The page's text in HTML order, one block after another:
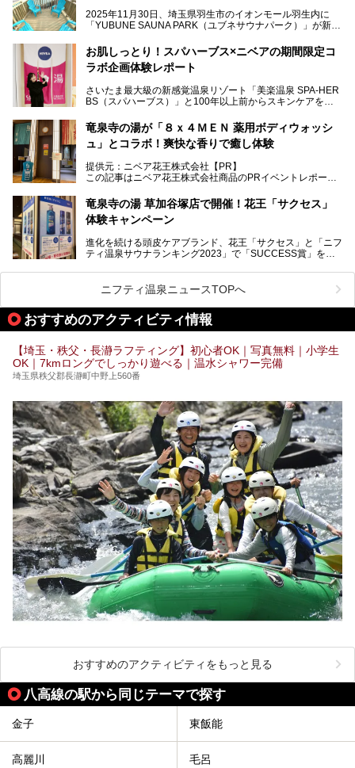
てきました！
2025年11月30日、埼玉県羽生市のイオンモール羽生内に
「YUBUNE SAUNA PARK（ユブネサウナパーク）」が新規
今年の4月1日から楽久屋グループの一員となった「湯舞音
（ユブネ）」が新ブランド「YUBUNE SAUNA PARK」を立
湯舞音らしいサウナにこだわった遊び心満点の"銭湯×屋外サ
ウナ"施設で、男女別のお風呂のほか、水着やサウナ着で楽
ど、ユニークなポイントがいっぱい！
オープン前取材に行ってきましたので、早速どこより詳しく
紹介しちゃいます！
お肌しっとり！スパハーブス×ニベアの期間限定コ
ラボ企画体験レポート
さいたま最大級の新感覚温泉リゾート「美楽温泉 SPA-HER
BS（スパハーブス）」と100年以上前からスキンケアを考
読者モデルやインスタグラマーとして活躍している、美容＆
スパ大好きの畑瀬愛さんと取材してきました。
提供元：ニベア花王株式会社【PR】
この記事はニベア花王株式会社商品のPRイベントレポート
竜泉寺の湯が「８ｘ４ＭＥＮ 薬用ボディウォッシ
ュ」とコラボ！爽快な香りで癒し体験
提供元：ニベア花王株式会社【PR】
この記事はニベア花王株式会社商品のPRイベントレポート
ーーー
注目のボディウォッシュアイテム「８ｘ４ＭＥＮ 薬用ボデ
全国総合2位にランクインした人気温浴施設「竜泉寺の湯 草
加谷塚店」がコラボイベントを期間限定で開催中ということ
気になるその内容をチェックしてきました！
竜泉寺の湯 草加谷塚店で開催！花王「サクセス」
体験キャンペーン
進化を続ける頭皮ケアブランド、花王「サクセス」と「ニフ
ティ温泉サウナランキング2023」で「SUCCESS賞」を獲
ベントを開催。
早速訪問し、気になるその内容を取材してきました！
───
提供元：花王株式会社【PR】
す。
ニフティ温泉ニュースTOPへ
おすすめのアクティビティ情報
【埼玉・秩父・長瀞ラフティング】初心者OK｜写真無料｜小学生
OK｜7kmロングでしっかり遊べる｜温水シャワー完備
埼玉県秩父郡長瀞町中野上560番
おすすめのアクティビティをもっと見る
八高線の駅から同じテーマで探す
金子 東飯能
高麗川 毛呂